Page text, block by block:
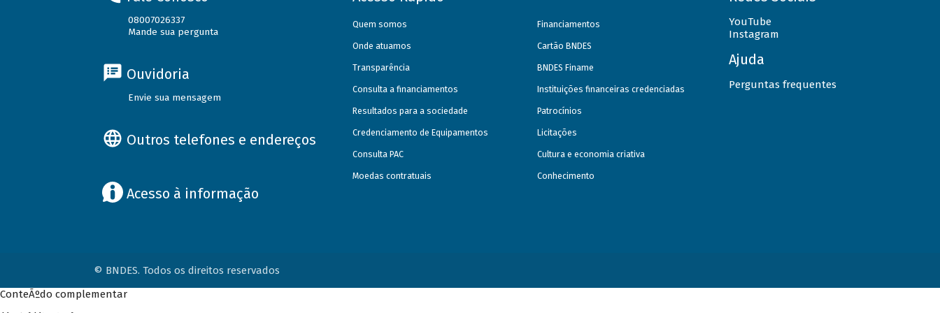
08007026337
Mande sua pergunta
Ouvidoria
Envie sua mensagem
Outros telefones e endereços
Acesso à informação
Quem somos
Onde atuamos
Transparência
Consulta a financiamentos
Resultados para a sociedade
Credenciamento de Equipamentos
Consulta PAC
Moedas contratuais
Financiamentos
Cartão BNDES
BNDES Finame
Instituições financeiras credenciadas
Patrocínios
Licitações
Cultura e economia criativa
Conhecimento
YouTube
Instagram
Ajuda
Perguntas frequentes
© BNDES. Todos os direitos reservados
ConteÃºdo complementar